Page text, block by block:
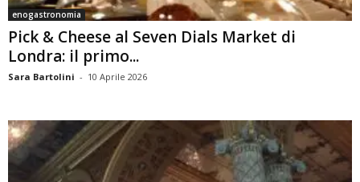
enogastronomia
Pick & Cheese al Seven Dials Market di
Londra: il primo...
Sara Bartolini - 10 Aprile 2026